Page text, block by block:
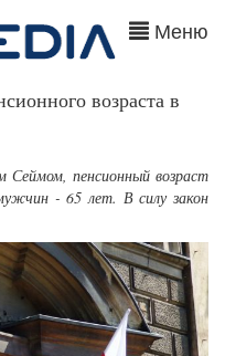
Меню
возраста в
Сеймом, пенсионный возраст
- 65 лет. В силу закон